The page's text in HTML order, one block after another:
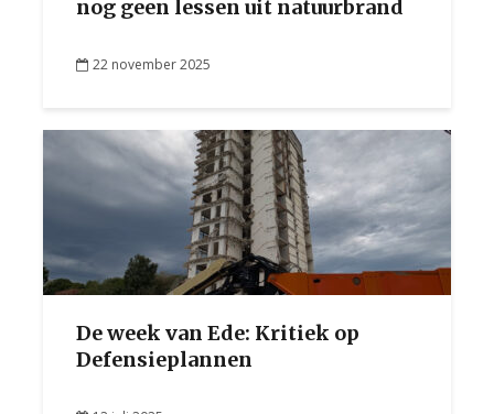
nog geen lessen uit natuurbrand
22 november 2025
De week van Ede: Kritiek op
Defensieplannen